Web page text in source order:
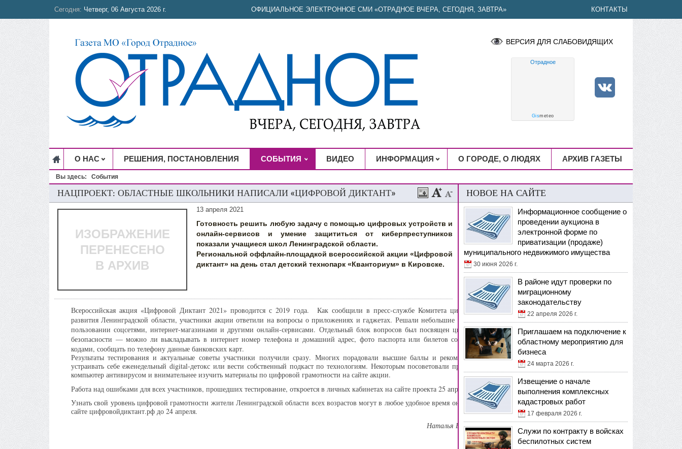
Сегодня: Четверг, 06 Августа 2026 г. ОФИЦИАЛЬНОЕ ЭЛЕКТРОННОЕ СМИ «ОТРАДНОЕ ВЧЕРА, СЕГОДНЯ, ЗАВТРА» КОНТАКТЫ
ВЕРСИЯ ДЛЯ СЛАБОВИДЯЩИХ
Отрадное
Gismeteo
О НАС РЕШЕНИЯ, ПОСТАНОВЛЕНИЯ СОБЫТИЯ ВИДЕО ИНФОРМАЦИЯ О ГОРОДЕ, О ЛЮДЯХ АРХИВ ГАЗЕТЫ
Вы здесь: События
НАЦПРОЕКТ: ОБЛАСТНЫЕ ШКОЛЬНИКИ НАПИСАЛИ «ЦИФРОВОЙ ДИКТАНТ»
13 апреля 2021
ИЗОБРАЖЕНИЕ
ПЕРЕНЕСЕНО
В АРХИВ
Готовность решить любую задачу с помощью цифровых устройств и
онлайн-сервисов и умение защититься от киберпреступников
показали учащиеся школ Ленинградской области.
Региональной оффлайн-площадкой всероссийской акции «Цифровой
диктант» на день стал детский технопарк «Кванториум» в Кировске.
Всероссийская акция «Цифровой Диктант 2021» проводится с 2019 года. Как сообщили в пресс-службе Комитета цифрового
развития Ленинградской области, участники акции ответили на вопросы о приложениях и гаджетах. Решали небольшие задачи о
пользовании соцсетями, интернет-магазинами и другими онлайн-сервисами. Отдельный блок вопросов был посвящен цифровой
безопасности — можно ли выкладывать в интернет номер телефона и домашний адрес, фото паспорта или билетов со штрих-
кодами, сообщать по телефону данные банковских карт.
Результаты тестирования и актуальные советы участники получили сразу. Многих порадовали высшие баллы и рекомендации
устраивать себе еженедельный digital-детокс или вести собственный подкаст по технологиям. Некоторым посоветовали проверить
компьютер антивирусом и внимательнее изучить материалы по цифровой грамотности на сайте акции.
Работа над ошибками для всех участников, прошедших тестирование, откроется в личных кабинетах на сайте проекта 25 апреля.
Узнать свой уровень цифровой грамотности жители Ленинградской области всех возрастов могут в любое удобное время онлайн на
сайте цифровойдиктант.рф до 24 апреля.
Наталья Ефимова
НОВОЕ НА САЙТЕ
Информационное сообщение о
проведении аукциона в
электронной форме по
приватизации (продаже)
муниципального недвижимого имущества
30 июня 2026 г.
В районе идут проверки по
миграционному
законодательству
22 апреля 2026 г.
Приглашаем на подключение к
областному мероприятию для
бизнеса
24 марта 2026 г.
Извещение о начале
выполнения комплексных
кадастровых работ
17 февраля 2026 г.
Служи по контракту в войсках
беспилотных систем